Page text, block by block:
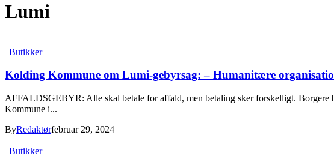
Lumi
Butikker
Kolding Kommune om Lumi-gebyrsag: – Humanitære
AFFALDSGEBYR: Alle skal betale for affald, men betaling sker forskelligt. Borgere
Kommune i...
ByRedaktørfebruar 29, 2024
Butikker